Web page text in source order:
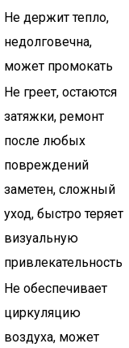
Не держит тепло,
недолговечна,
может промокать
Не греет, остаются
затяжки, ремонт
после любых
повреждений
заметен, сложный
уход, быстро теряет
визуальную
привлекательность
Не обеспечивает
циркуляцию
воздуха, может